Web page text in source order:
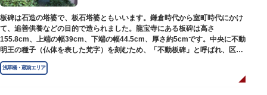
板碑は石造の塔婆で、板石塔婆ともいいます。鎌倉時代から室町時代にかけ
て、追善供養などの目的で造られました。龍宝寺にある板碑は高さ
155.8cm、上端の幅39cm、下端の幅44.5cm、厚さ約5cmです。中央に不動
明王の種子（仏体を表した梵字）を刻むため、「不動板碑」と呼ばれ、区内
現存の板碑を代表するもののひとつです。
浅草橋・蔵前エリア